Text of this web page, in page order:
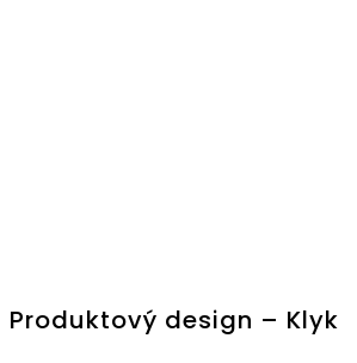
Produktový design – Klyk